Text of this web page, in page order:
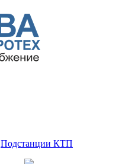
Подстанции КТП